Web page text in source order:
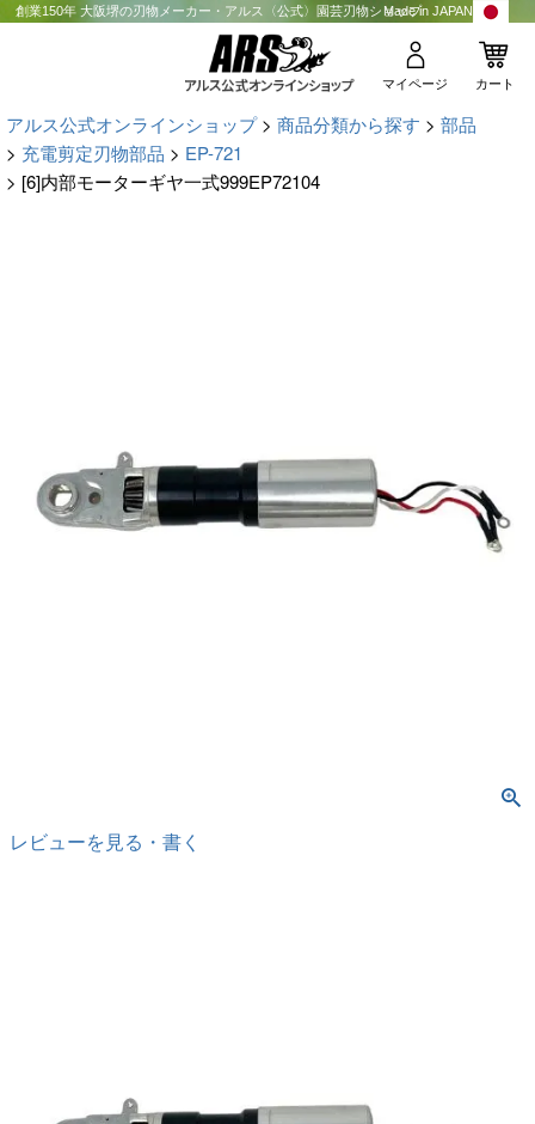
創業150年 大阪堺の刃物メーカー・アルス〈公式〉園芸刃物ショップMade in JAPAN
マイページ カート
アルス公式オンラインショップ 商品分類から探す
部品
充電剪定刃物部品
EP-721
[6]内部モーターギヤ一式999EP72104
レビューを見る・書く